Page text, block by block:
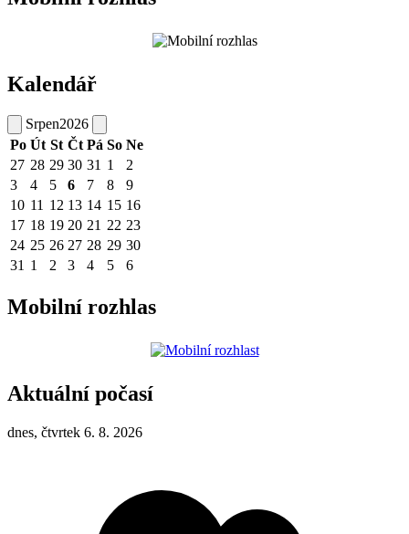
Kalendář
Srpen2026
Po Út St Čt Pá So Ne
27 28 29 30 31 1
2
3
4 5 6 7 8
9
10 11 12 13 14 15 16
17 18 19 20 21 22 23
24 25 26 27 28 29 30
31 1 2 3 4 5 6
Mobilní rozhlas
Aktuální počasí
dnes, čtvrtek 6. 8. 2026